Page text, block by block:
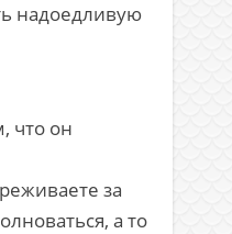
надоедливую
что он
за
а то